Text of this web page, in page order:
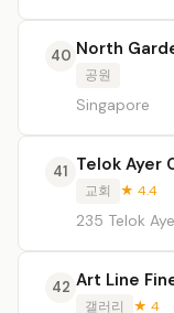
40 North
공원
Singapore
41 Telok Ayer
교회 ★ 4.4
235 Telok
42 Art Line
갤러리 ★ 4